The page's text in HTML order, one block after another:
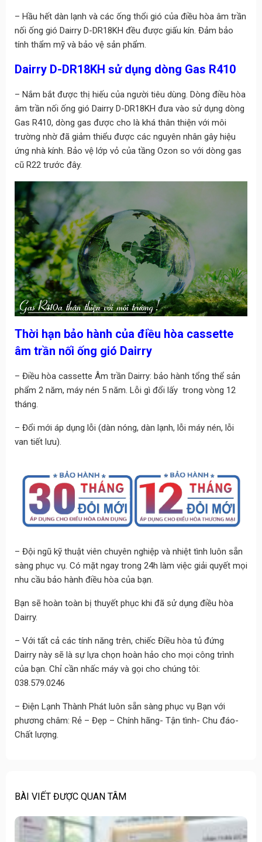
– Hầu hết dàn lạnh và các ống thổi gió của điều hòa âm trần
nối ống gió Dairry D-DR18KH đều được giấu kín. Đảm bảo
tính thẩm mỹ và bảo vệ sản phẩm.
Dairry D-DR18KH sử dụng dòng Gas R410
– Nắm bắt được thị hiếu của người tiêu dùng. Dòng điều hòa
âm trần nối ống gió Dairry D-DR18KH đưa vào sử dụng dòng
Gas R410, dòng gas được cho là khá thân thiện với môi
trường nhờ đã giảm thiểu được các nguyên nhân gây hiệu
ứng nhà kính. Bảo vệ lớp vỏ của tầng Ozon so với dòng gas
cũ R22 trước đây.
Thời hạn bảo hành của điều hòa cassette
âm trần nối ống gió Dairry
– Điều hòa cassette Âm trần Dairry: bảo hành tổng thể sản
phẩm 2 năm, máy nén 5 năm. Lỗi gì đổi lấytrong vòng 12
tháng.
– Đổi mới áp dụng lỗi (dàn nóng, dàn lạnh, lỗi máy nén, lỗi
van tiết lưu).
– Đội ngũ kỹ thuật viên chuyên nghiệp và nhiệt tình luôn sẵn
sàng phục vụ. Có mặt ngay trong 24h làm việc giải quyết mọi
nhu cầu bảo hành điều hòa của bạn.
Bạn sẽ hoàn toàn bị thuyết phục khi đã sử dụng điều hòa
Dairry.
– Với tất cả các tính năng trên, chiếc Điều hòa tủ đứng
Dairry này sẽ là sự lựa chọn hoàn hảo cho mọi công trình
của bạn. Chỉ cần nhấc máy và gọi cho chúng tôi:
038.579.0246
– Điện Lạnh Thành Phát luôn sẵn sàng phục vụ Bạn với
phương châm: Rẻ – Đẹp – Chính hãng- Tận tình- Chu đáo-
Chất lượng.
BÀI VIẾT ĐƯỢC QUAN TÂM